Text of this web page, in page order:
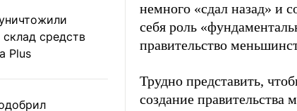
средств
Plus
немного «сдал назад» и
себя роль
правительство
Трудно представить,
создание правительства